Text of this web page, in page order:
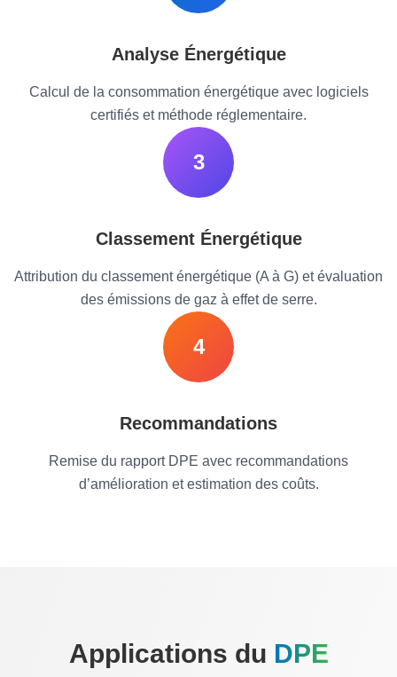
Analyse Énergétique
Calcul de la consommation énergétique avec logiciels
certifiés et méthode réglementaire.
3
Classement Énergétique
Attribution du classement énergétique (A à G) et évaluation
des émissions de gaz à effet de serre.
4
Recommandations
Remise du rapport DPE avec recommandations
d’amélioration et estimation des coûts.
Applications du DPE